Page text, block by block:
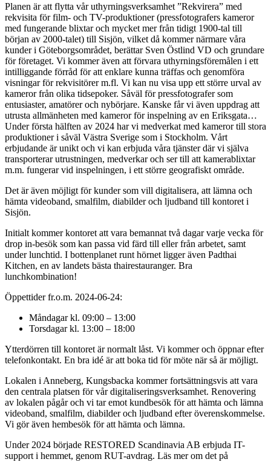
Planen är att flytta vår uthyrningsverksamhet ”Rekvirera” med
rekvisita för film- och TV-produktioner (pressfotografers kameror
med fungerande blixtar och mycket mer från tidigt 1900-tal till
början av 2000-talet) till Sisjön, vilket då kommer närmare våra
kunder i Göteborgsområdet, berättar Sven Östlind VD och grundare
för företaget. Vi kommer även att förvara uthyrningsföremålen i ett
intilliggande förråd för att enklare kunna träffas och genomföra
visningar för rekvisitörer m.fl. Vi kan nu visa upp ett större urval av
kameror från olika tidsepoker. Såväl för pressfotografer som
entusiaster, amatörer och nybörjare. Kanske får vi även uppdrag att
utrusta allmänheten med kameror för inspelning av en Eriksgata…
Under första hälften av 2024 har vi medverkat med kameror till stora
produktioner i såväl Västra Sverige som i Stockholm. Vårt
erbjudande är unikt och vi kan erbjuda våra tjänster där vi själva
transporterar utrustningen, medverkar och ser till att kamerablixtar
m.m. fungerar vid inspelningen, i ett större geografiskt område.
Det är även möjligt för kunder som vill digitalisera, att lämna och
hämta videoband, smalfilm, diabilder och ljudband till kontoret i
Sisjön.
Initialt kommer kontoret att vara bemannat två dagar varje vecka för
drop in-besök som kan passa vid färd till eller från arbetet, samt
under lunchtid. I bottenplanet runt hörnet ligger även Padthai
Kitchen, en av landets bästa thairestauranger. Bra
lunchkombination!
Öppettider fr.o.m. 2024-06-24:
Måndagar kl. 09:00 – 13:00
Torsdagar kl. 13:00 – 18:00
Ytterdörren till kontoret är normalt låst. Vi kommer och öppnar efter
telefonkontakt. En bra idé är att boka tid för möte när så är möjligt.
Lokalen i Anneberg, Kungsbacka kommer fortsättningsvis att vara
den centrala platsen för vår digitaliseringsverksamhet. Renovering
av lokalen pågår och vi tar emot kundbesök för att hämta och lämna
videoband, smalfilm, diabilder och ljudband efter överenskommelse.
Vi gör även hembesök för att hämta och lämna.
Under 2024 började RESTORED Scandinavia AB erbjuda IT-
support i hemmet, genom RUT-avdrag. Läs mer om det på